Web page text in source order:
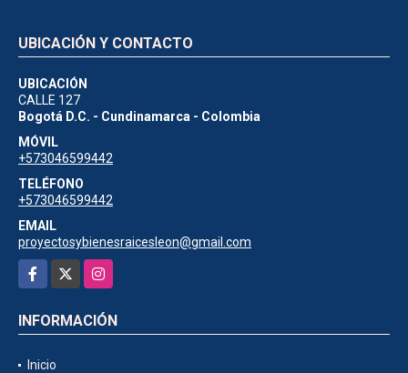
UBICACIÓN Y CONTACTO
UBICACIÓN
CALLE 127
Bogotá D.C. - Cundinamarca - Colombia
MÓVIL
+573046599442
TELÉFONO
+573046599442
EMAIL
proyectosybienesraicesleon@gmail.com
Facebook
Instagram
INFORMACIÓN
Inicio